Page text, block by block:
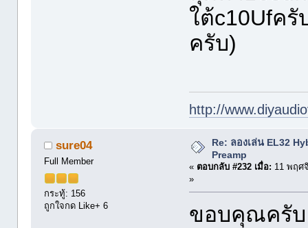
ใต้c10Ufครั
ครับ)
http://
sure04
Full Member
กระทู้: 156
ถูกใจกด Like+ 6
Re: ลองเล่น EL32
Preamp
« ตอบกลับ #232 เมื่อ: 11 พฤศ
»
ขอบคุณครับ